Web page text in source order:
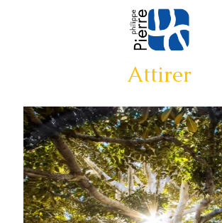
Attirer